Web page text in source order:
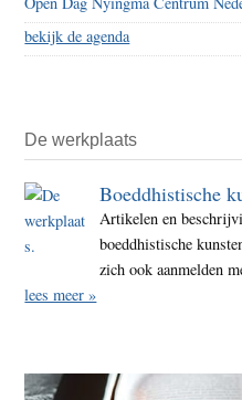
bekijk de agenda
De werkplaats
Boeddhistische
Artikelen en
boeddhistische
zich ook aanmelden
lees meer »